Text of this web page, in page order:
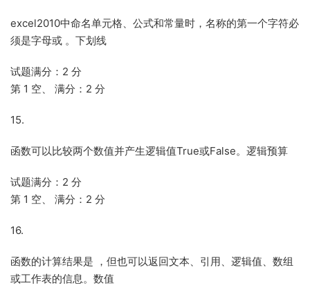
excel2010中命名单元格、公式和常量时，名称的第一个字符必
须是字母或 。下划线
试题满分：2 分
第 1 空、 满分：2 分
15.
函数可以比较两个数值并产生逻辑值True或False。逻辑预算
试题满分：2 分
第 1 空、 满分：2 分
16.
函数的计算结果是 ，但也可以返回文本、引用、逻辑值、数组
或工作表的信息。数值